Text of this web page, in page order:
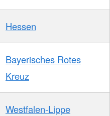
Hessen
Bayerisches Rotes
Kreuz
Westfalen-Lippe